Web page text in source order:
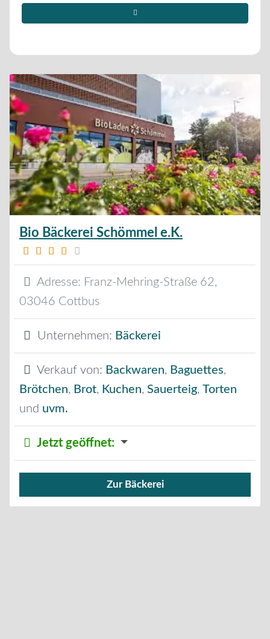
Bio Bäckerei Schömmel e.K.
Adresse: Franz-Mehring-Straße 62,
03046 Cottbus
Unternehmen: Bäckerei
Verkauf von: Backwaren, Baguettes,
Brötchen, Brot, Kuchen, Sauerteig, Torten
und uvm.
Jetzt geöffnet:
Zur Bäckerei